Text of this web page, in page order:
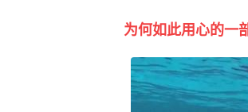
为何如此用心的一